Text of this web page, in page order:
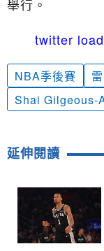
舉行。
twitter
NBA季後賽
Shai Gilgeous-
延伸閱讀